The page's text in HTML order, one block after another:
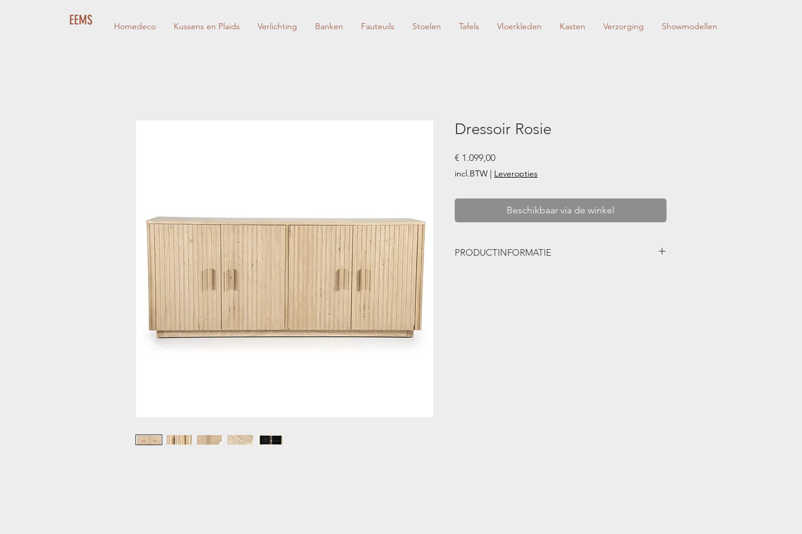
EEMS Homedeco Kussens en Plaids Verlichting Banken Fauteuils Stoelen Tafels Vloerkleden Kasten Verzorging Showmodellen
Dressoir Rosie
€ 1.099,00Prijs
incl.BTW Leveropties
Beschikbaar via de winkel
PRODUCTINFORMATIE